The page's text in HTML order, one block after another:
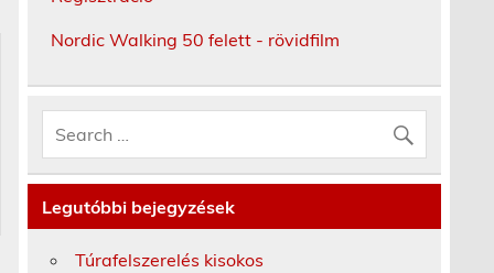
Nordic Walking 50 felett - rövidfilm
Legutóbbi bejegyzések
Túrafelszerelés kisokos